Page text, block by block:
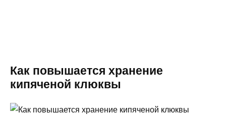
Как повышается хранение
кипяченой клюквы